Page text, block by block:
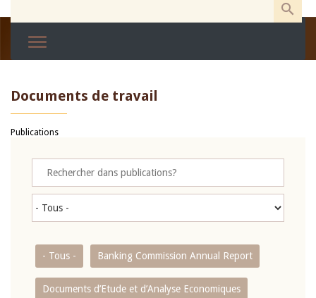
Documents de travail
Publications
- Tous - Banking Commission Annual Report
Documents d’Etude et d’Analyse Economiques